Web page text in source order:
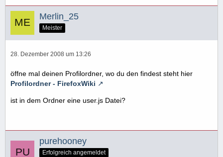
Merlin_25
Meister
28. Dezember 2008 um 13:26
öffne mal deinen Profilordner, wo du den findest steht hier
Profilordner - FirefoxWiki
ist in dem Ordner eine user.js Datei?
purehooney
Erfolgreich angemeldet